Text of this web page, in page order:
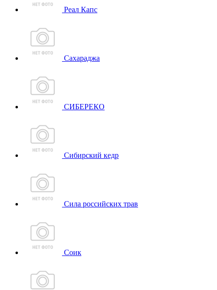
Реал Капс
Сахараджа
СИБЕРЕКО
Сибирский кедр
Сила российских трав
Соик